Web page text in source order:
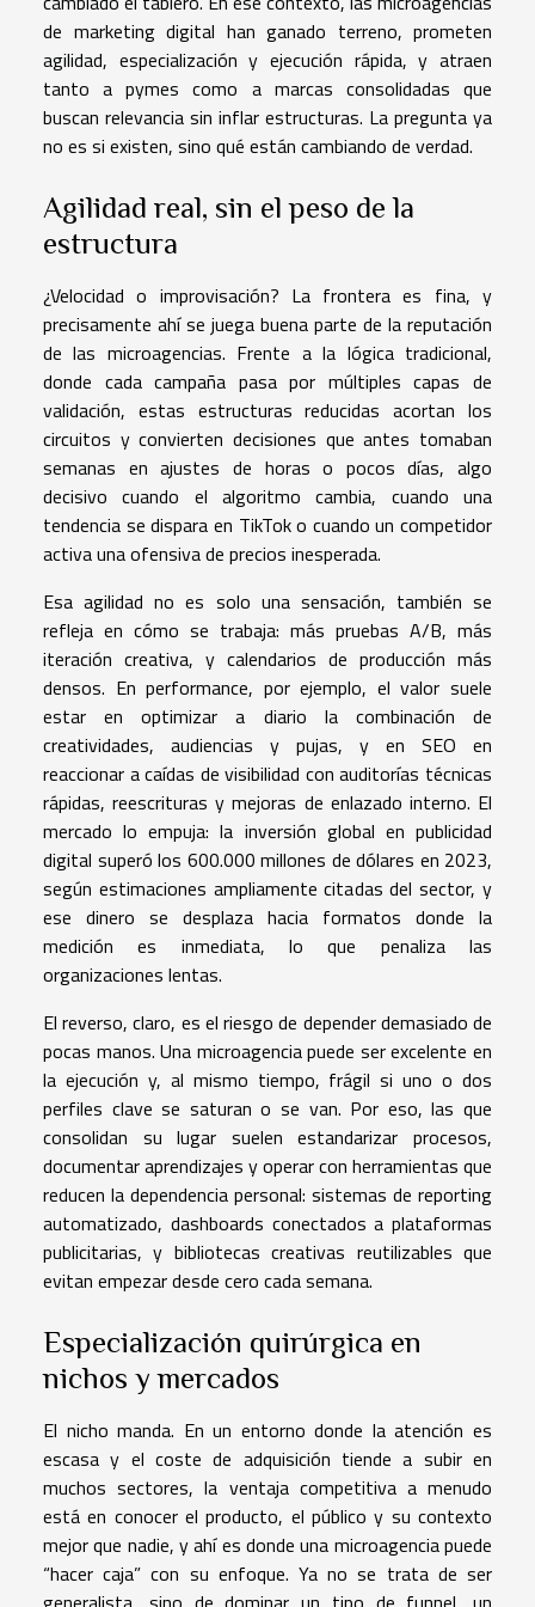
de marketing digital han ganado terreno, prometen
agilidad, especialización y ejecución rápida, y atraen
tanto a pymes como a marcas consolidadas que
buscan relevancia sin inflar estructuras. La pregunta ya
no es si existen, sino qué están cambiando de verdad.
Agilidad real, sin el peso de la
estructura
¿Velocidad o improvisación? La frontera es fina, y
precisamente ahí se juega buena parte de la reputación
de las microagencias. Frente a la lógica tradicional,
donde cada campaña pasa por múltiples capas de
validación, estas estructuras reducidas acortan los
circuitos y convierten decisiones que antes tomaban
semanas en ajustes de horas o pocos días, algo
decisivo cuando el algoritmo cambia, cuando una
tendencia se dispara en TikTok o cuando un competidor
activa una ofensiva de precios inesperada.
Esa agilidad no es solo una sensación, también se
refleja en cómo se trabaja: más pruebas A/B, más
iteración creativa, y calendarios de producción más
densos. En performance, por ejemplo, el valor suele
estar en optimizar a diario la combinación de
creatividades, audiencias y pujas, y en SEO en
reaccionar a caídas de visibilidad con auditorías técnicas
rápidas, reescrituras y mejoras de enlazado interno. El
mercado lo empuja: la inversión global en publicidad
digital superó los 600.000 millones de dólares en 2023,
según estimaciones ampliamente citadas del sector, y
ese dinero se desplaza hacia formatos donde la
medición es inmediata, lo que penaliza las
organizaciones lentas.
El reverso, claro, es el riesgo de depender demasiado de
pocas manos. Una microagencia puede ser excelente en
la ejecución y, al mismo tiempo, frágil si uno o dos
perfiles clave se saturan o se van. Por eso, las que
consolidan su lugar suelen estandarizar procesos,
documentar aprendizajes y operar con herramientas que
reducen la dependencia personal: sistemas de reporting
automatizado, dashboards conectados a plataformas
publicitarias, y bibliotecas creativas reutilizables que
evitan empezar desde cero cada semana.
Especialización quirúrgica en
nichos y mercados
El nicho manda. En un entorno donde la atención es
escasa y el coste de adquisición tiende a subir en
muchos sectores, la ventaja competitiva a menudo
está en conocer el producto, el público y su contexto
mejor que nadie, y ahí es donde una microagencia puede
“hacer caja” con su enfoque. Ya no se trata de ser